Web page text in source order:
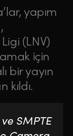
yapım
(LNV)
için
bir yayın
kıldı.
SMPTE